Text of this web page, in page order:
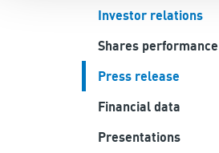
Investor relations
Shares performance
Press release
Financial data
Presentations